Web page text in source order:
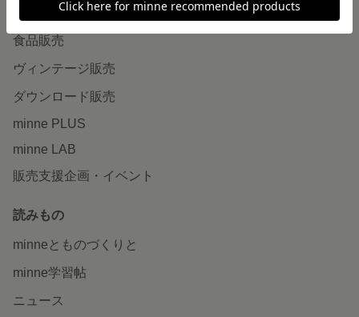
minneで売りたい
食品販売
ヴィンテージ販売
ダウンロード販売
minne PLUS
minne LAB
販売支援企画・イベント
読みもの
minneとものづくりと
minne学習帖
ニュース